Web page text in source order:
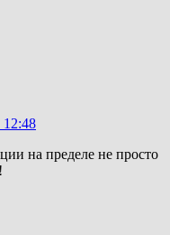
12:48
на пределе не просто